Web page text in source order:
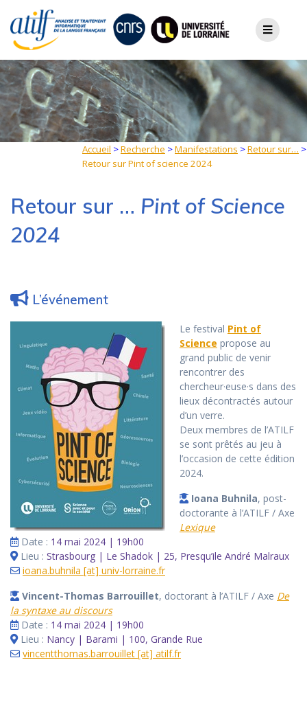
content
Accueil >Recherche >Manifestations >Retour sur… >
Retour sur Pint of science 2024
Retour sur … Pint of Science
2024
L’événement
Le festival Pint of
Science propose au
grand public de venir
rencontrer des
chercheur·euse·s dans des
lieux décontractés autour
d’un verre.
Deux membres de l’ATILF
se sont prêtés au jeu à
l’occasion de cette édition
2024.
Ioana Buhnila, post-
doctorante à l’ATILF / Axe
Lexique
Date : 14 mai 2024 | 19h00
Lieu : Strasbourg | Le Shadok | 25, Presqu’ile André Malraux
ioana.buhnila [at] univ-lorraine.fr
Vincent-Thomas Barrouillet, doctorant à l’ATILF / Axe De
la syntaxe au discours
Date : 14 mai 2024 | 19h00
Lieu : Nancy | Barami | 100, Grande Rue
vincentthomas.barrouillet [at] atilf.fr